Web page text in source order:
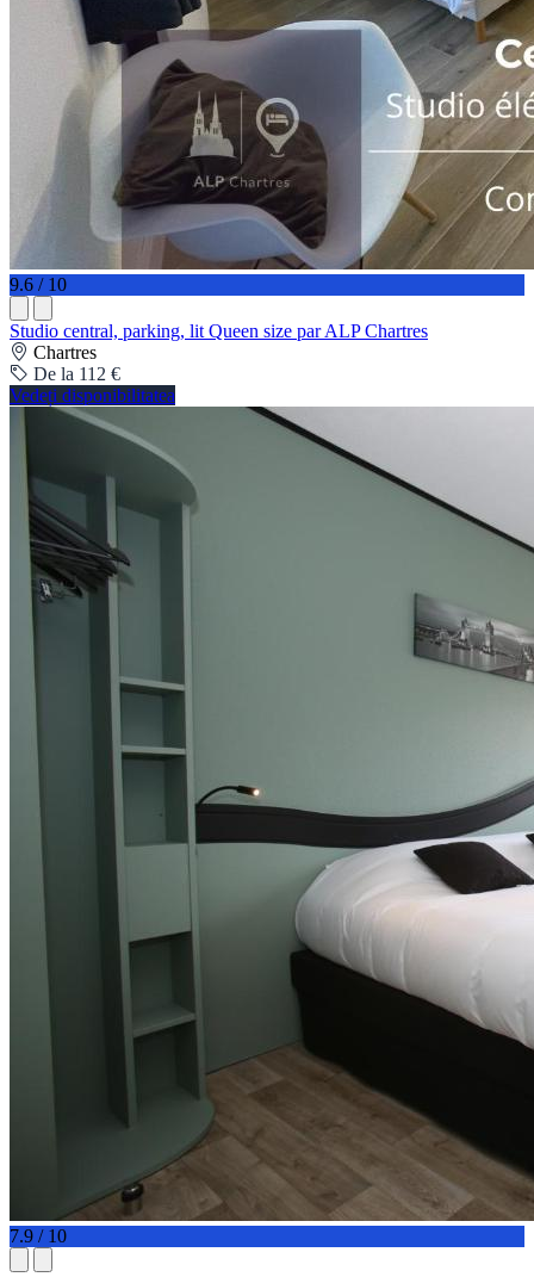
9.6 / 10
Studio central, parking, lit Queen size par ALP Chartres
Chartres
De la 112 €
Vedeți disponibilitatea
7.9 / 10